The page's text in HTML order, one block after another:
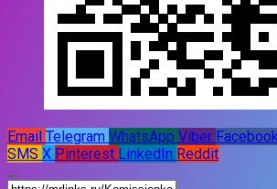
Email Telegram WhatsApp Viber
SMS X Pinterest LinkedIn Reddit